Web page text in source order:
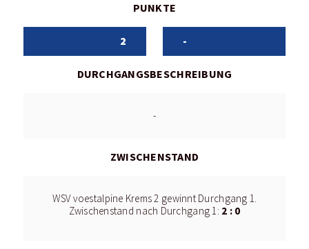
PUNKTE
2 -
DURCHGANGSBESCHREIBUNG
-
ZWISCHENSTAND
WSV voestalpine Krems 2 gewinnt Durchgang 1.
Zwischenstand nach Durchgang 1: 2 : 0